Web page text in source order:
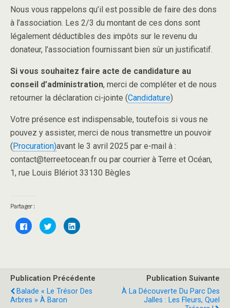
Nous vous rappelons qu’il est possible de faire des dons
à l’association. Les 2/3 du montant de ces dons sont
légalement déductibles des impôts sur le revenu du
donateur, l’association fournissant bien sûr un justificatif.
Si vous souhaitez faire acte de candidature au
conseil d’administration, merci de compléter et de nous
retourner la déclaration ci-jointe (Candidature)
Votre présence est indispensable, toutefois si vous ne
pouvez y assister, merci de nous transmettre un pouvoir
(Procuration)avant le 3 avril 2025 par e-mail à :
contact@terreetocean.fr ou par courrier à Terre et Océan,
1, rue Louis Blériot 33130 Bègles
Partager :
C
l
u
p
a
r
C
l
o
u
p
a
r
C
l
o
u
p
Publication Précédente
Balade « Le Trésor Des
Arbres » À Baron
Publication Suivante
À La Découverte Du Parc Des
Jalles : Les Fleurs, Quel